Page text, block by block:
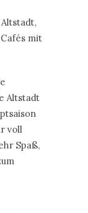
mit
Altstadt
voll
Spaß,